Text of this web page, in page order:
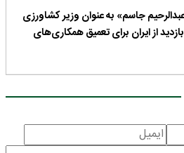
جاسم» به عنوان وزیر کشاورزی
از ایران برای تعمیق همکاری‌های